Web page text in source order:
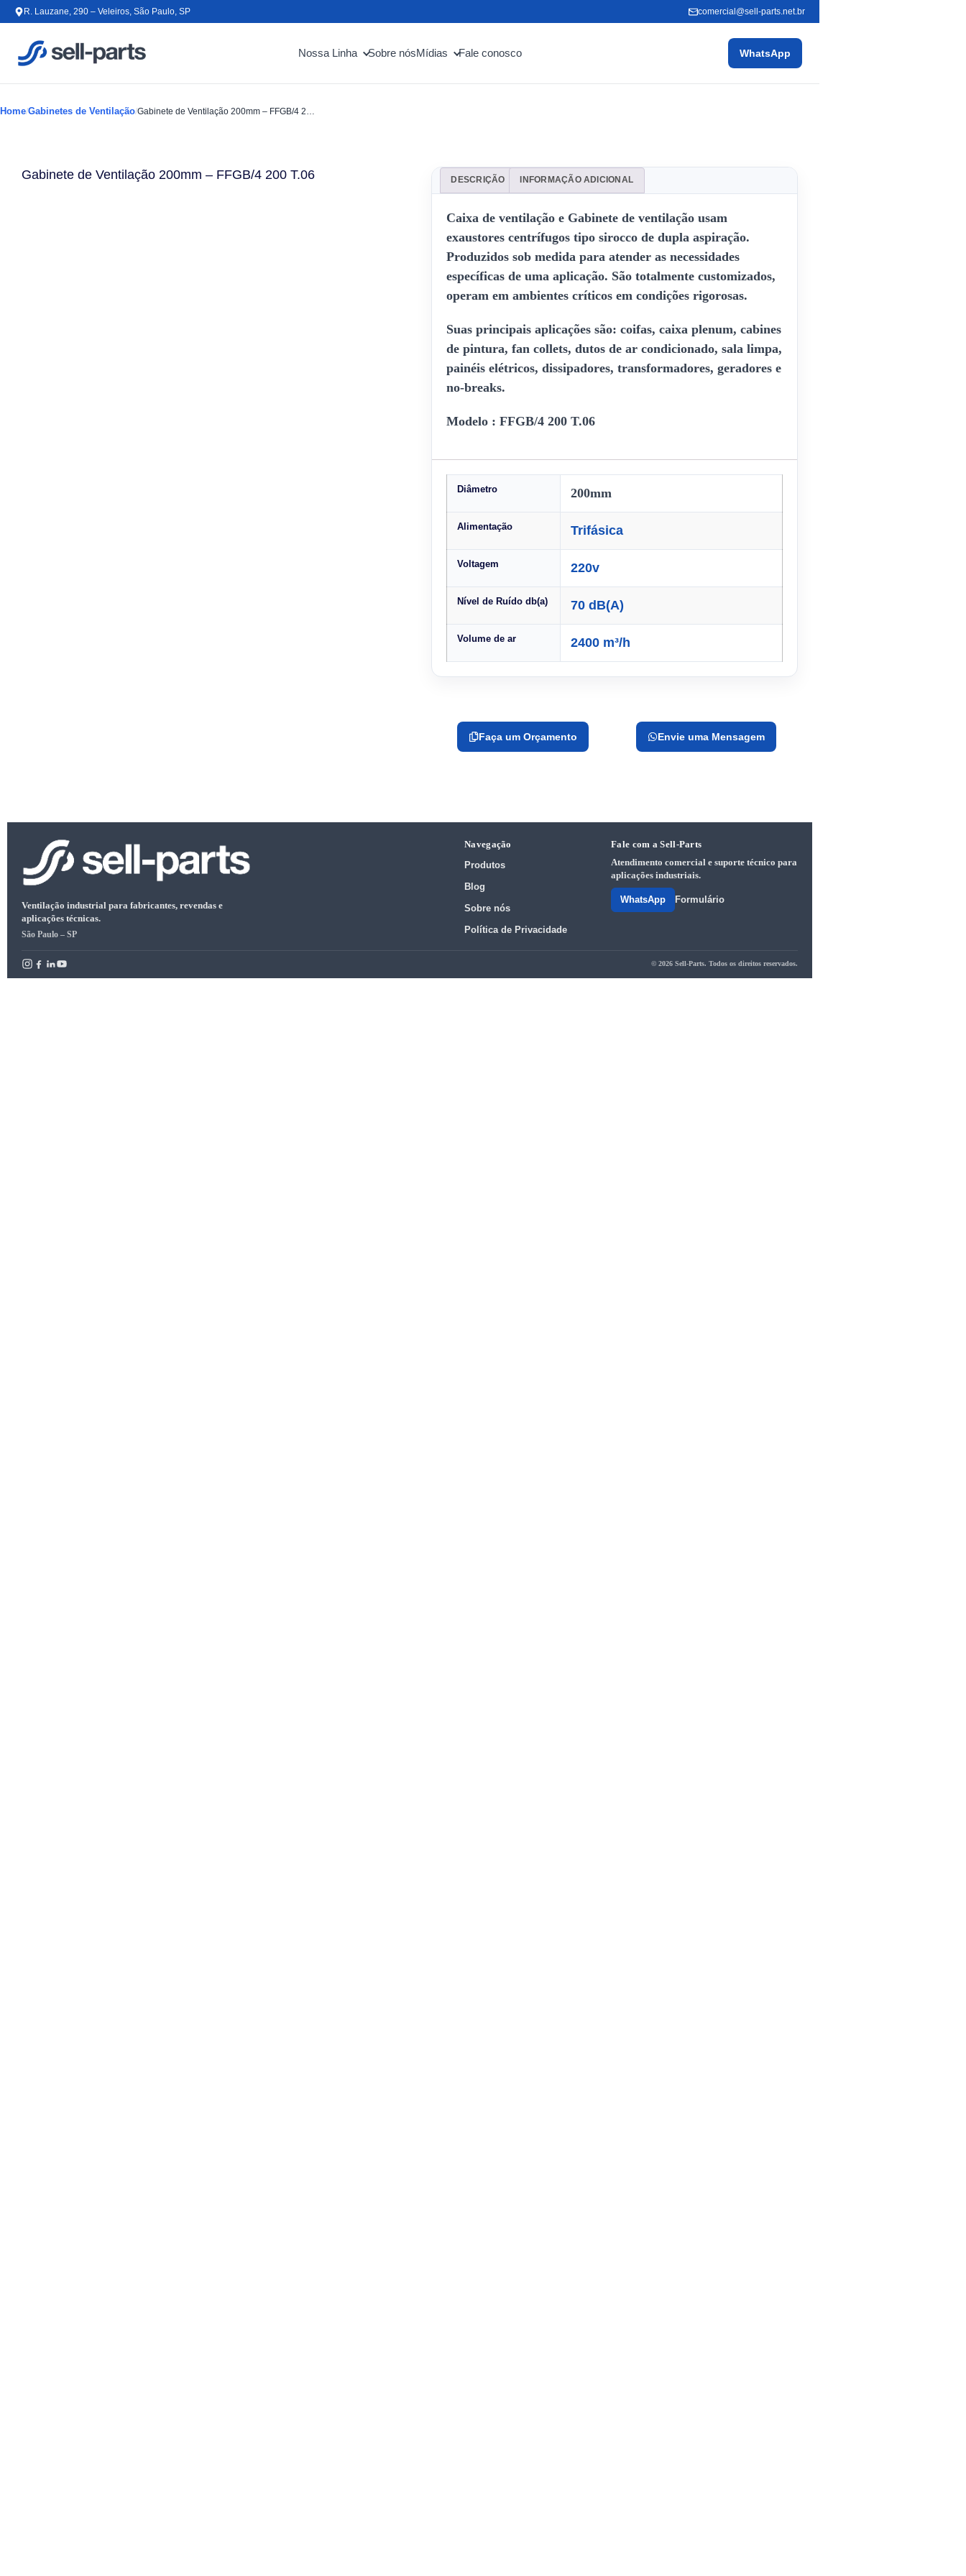
Ir para o conteúdo
R. Lauzane, 290 – Veleiros, São Paulo, SP comercial@sell-parts.net.br
Nossa Linha Sobre nósMídias Fale conosco WhatsApp
Home/Gabinetes de Ventilação/
Gabinete de Ventilação 200mm – FFGB/4 200 T.06 DESCRIÇÃO INFORMAÇÃO ADICIONAL
Caixa de ventilação e Gabinete de ventilação usam
exaustores centrífugos tipo sirocco de dupla aspiração.
Produzidos sob medida para atender as necessidades
específicas de uma aplicação. São totalmente customizados,
operam em ambientes críticos em condições rigorosas.
Suas principais aplicações são: coifas, caixa plenum, cabines
de pintura, fan collets, dutos de ar condicionado, sala limpa,
painéis elétricos, dissipadores, transformadores, geradores e
no-breaks.
Modelo : FFGB/4 200 T.06
Diâmetro 200mm
Alimentação Trifásica
Voltagem 220v
Nível de Ruído db(a) 70 dB(A)
Volume de ar 2400 m³/h
Faça um Orçamento Envie uma Mensagem
Ventilação industrial para fabricantes, revendas e
aplicações técnicas.
São Paulo – SP
Navegação
Produtos
Blog
Sobre nós
Política de Privacidade
Fale com a Sell-Parts
Atendimento comercial e suporte técnico para
aplicações industriais.
WhatsApp Formulário
© 2026 Sell-Parts. Todos os direitos reservados.